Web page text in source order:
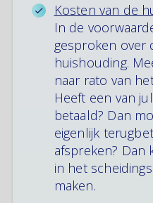
Kosten van de
In de
gesproken over
huishouding.
naar rato van
Heeft een van
betaald? Dan
eigenlijk
afspreken?
in het
maken.